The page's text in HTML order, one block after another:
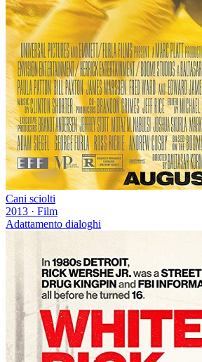
Cani sciolti
2013 · Film
Adattamento dialoghi